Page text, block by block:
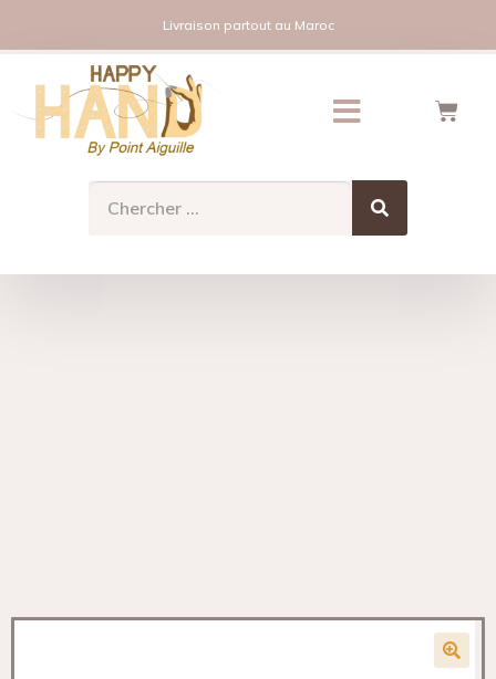
Livraison partout au Maroc